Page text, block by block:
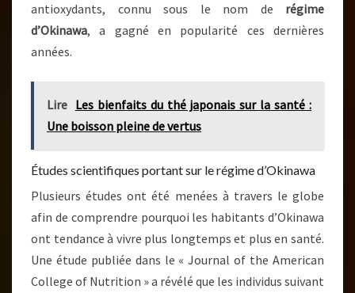
antioxydants, connu sous le nom de régime
d’Okinawa, a gagné en popularité ces dernières
années.
Lire Les bienfaits du thé japonais sur la santé :
Une boisson pleine de vertus
Études scientifiques portant sur le régime d’Okinawa
Plusieurs études ont été menées à travers le globe
afin de comprendre pourquoi les habitants d’Okinawa
ont tendance à vivre plus longtemps et plus en santé.
Une étude publiée dans le « Journal of the American
College of Nutrition » a révélé que les individus suivant